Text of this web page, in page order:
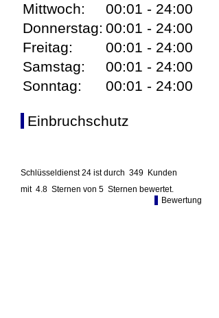
Mittwoch:
00:01 - 24:00
Donnerstag: 00:01 - 24:00
Freitag:
00:01 - 24:00
Samstag:
00:01 - 24:00
Sonntag:
00:01 - 24:00
Einbruchschutz
Schlüsseldienst 24 ist durch 349 Kunden
mit 4.8 Sternen von 5 Sternen bewertet.
Bewertung